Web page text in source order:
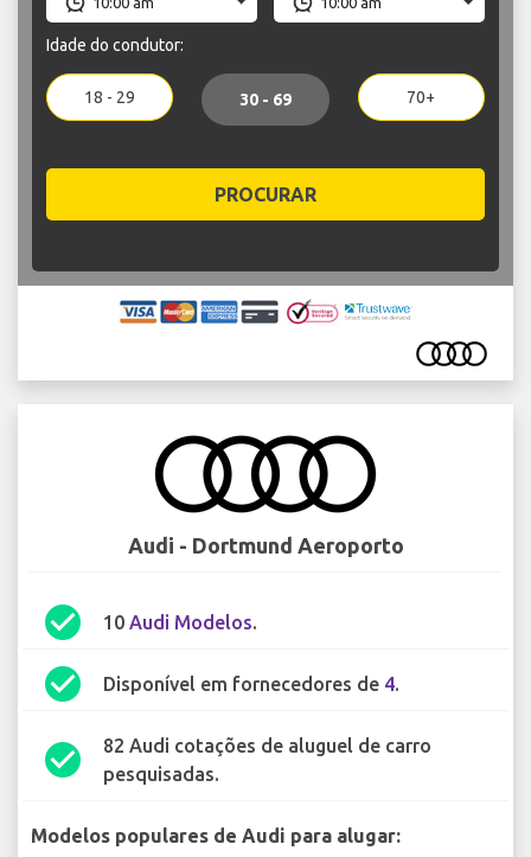
Idade do condutor:
18 - 29 30 - 69 70+
PROCURAR
Audi - Dortmund Aeroporto
check_circle 10 Audi Modelos.
check_circle Disponível em fornecedores de 4.
check_circle
82 Audi cotações de aluguel de carro
pesquisadas.
Modelos populares de Audi para alugar: